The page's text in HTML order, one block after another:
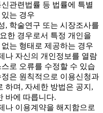
관련법률 등 법률에 특별
는 경우
, 학술연구 또는 시장조사를
한 경우로서 특정 개인을
는 형태로 제공하는 경우
나 자신의 개인정보를 열람
로 오류를 수정할 수 있습
은 원칙적으로 이용신청과
하며, 자세한 방법은 공지,
바에 따릅니다.
나 이용계약을 해지함으로